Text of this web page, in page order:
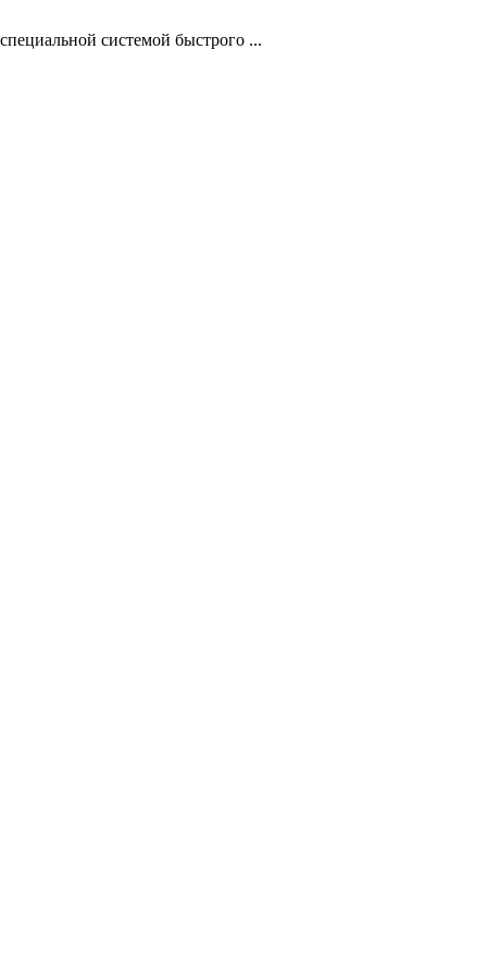
системой быстрого ...